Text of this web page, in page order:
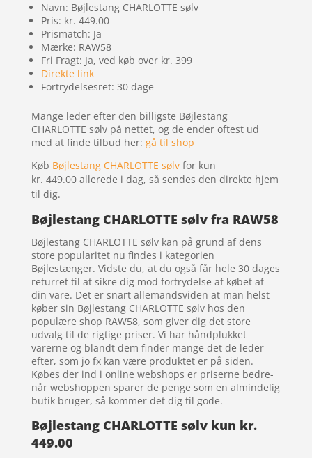
Navn: Bøjlestang CHARLOTTE sølv
Pris: kr. 449.00
Prismatch: Ja
Mærke: RAW58
Fri Fragt: Ja, ved køb over kr. 399
Direkte link
Fortrydelsesret: 30 dage
Mange leder efter den billigste Bøjlestang
CHARLOTTE sølv på nettet, og de ender oftest ud
med at finde tilbud her: gå til shop
Køb Bøjlestang CHARLOTTE sølvfor kun
kr. 449.00 allerede i dag, så sendes den direkte hjem
til dig.
Bøjlestang CHARLOTTE sølv fra RAW58
Bøjlestang CHARLOTTE sølv kan på grund af dens
store popularitet nu findes i kategorien
Bøjlestænger. Vidste du, at du også får hele 30 dages
returret til at sikre dig mod fortrydelse af købet af
din vare. Det er snart allemandsviden at man helst
køber sin Bøjlestang CHARLOTTE sølv hos den
populære shop RAW58, som giver dig det store
udvalg til de rigtige priser. Vi har håndplukket
varerne og blandt dem finder mange det de leder
efter, som jo fx kan være produktet er på siden.
Købes der ind i online webshops er priserne bedre-
når webshoppen sparer de penge som en almindelig
butik bruger, så kommer det dig til gode.
Bøjlestang CHARLOTTE sølv kun kr.
449.00